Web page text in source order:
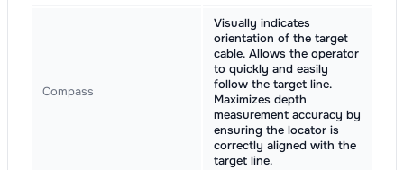
Compass
Visually indicates
orientation of the target
cable. Allows the operator
to quickly and easily
follow the target line.
Maximizes depth
measurement accuracy by
ensuring the locator is
correctly aligned with the
target line.